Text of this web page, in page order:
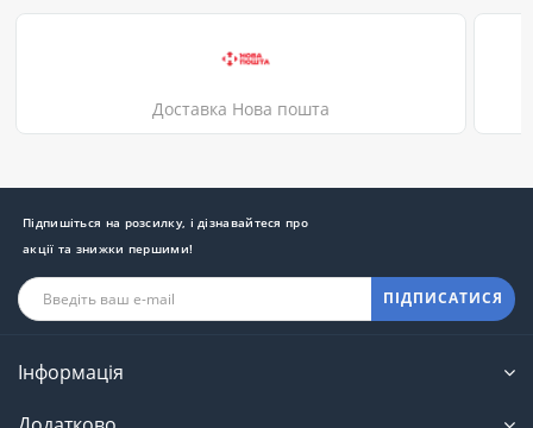
Доставка Нова пошта
Підпишіться на розсилку, і дізнавайтеся про
акції та знижки першими!
ПІДПИСАТИСЯ
Інформація